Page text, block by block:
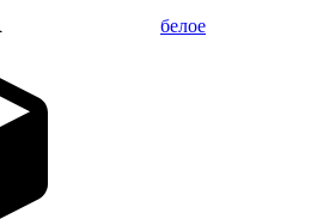
белое